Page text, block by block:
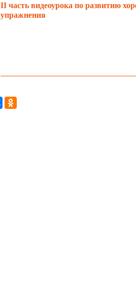
II часть видеоурока по развитию
упражнения